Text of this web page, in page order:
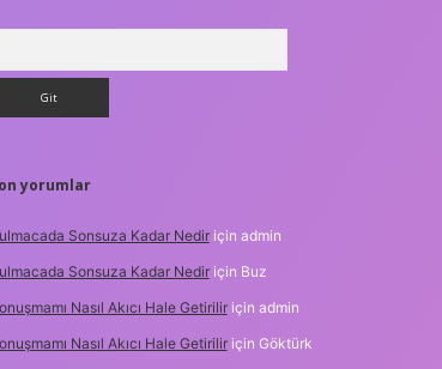
yorumlar
Sonsuza Kadar Nediriçin admin
Sonsuza Kadar Nediriçin Buz
Nasıl Akıcı Hale Getiriliriçin admin
Nasıl Akıcı Hale Getiriliriçin Göktürk